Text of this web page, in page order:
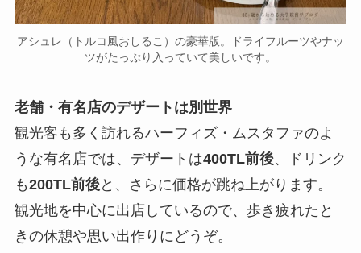
アシュレ（トルコ風おしるこ）の豪華版。ドライフルーツやナッ
ツがたっぷり入っていて美しいです。
老舗・有名店のデザートは別世界
観光客も多く訪れるハーフィズ・ムスタファのよ
うな有名店では、デザートは400TL前後、ドリンク
も200TL前後と、さらに価格が跳ね上がります。
観光地を中心に出店しているので、歩き疲れたと
きの休憩や思い出作りにどうぞ。